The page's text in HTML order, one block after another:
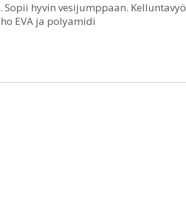
hyvin vesijumppaan. Kelluntavyö
EVA ja polyamidi